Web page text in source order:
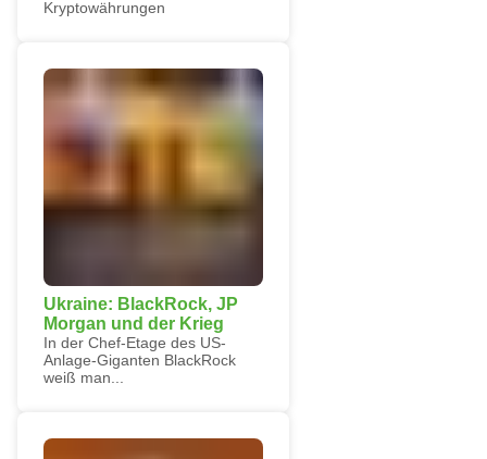
Kryptowährungen
Ukraine: BlackRock, JP
Morgan und der Krieg
In der Chef-Etage des US-
Anlage-Giganten BlackRock
weiß man...